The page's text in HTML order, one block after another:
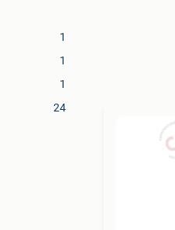
1
1
1
24